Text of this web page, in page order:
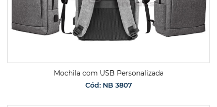
Mochila com USB Personalizada
Cód: NB 3807